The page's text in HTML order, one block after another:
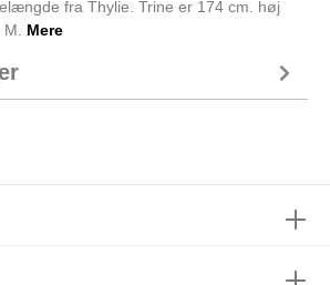
fra Thylie. Trine er 174 cm. høj
Mere